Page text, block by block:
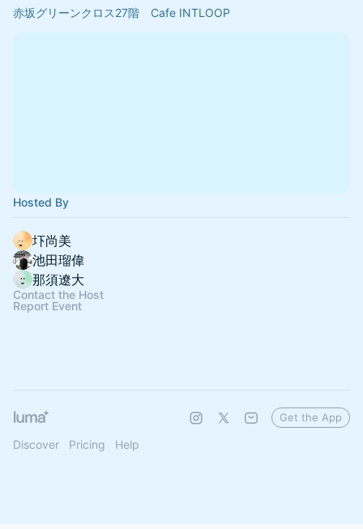
赤坂グリーンクロス27階　Cafe INTLOOP
Hosted By
圷尚美
池田瑠偉
那須遼大
Contact the Host
Report Event
Discover Pricing Help
Get the App